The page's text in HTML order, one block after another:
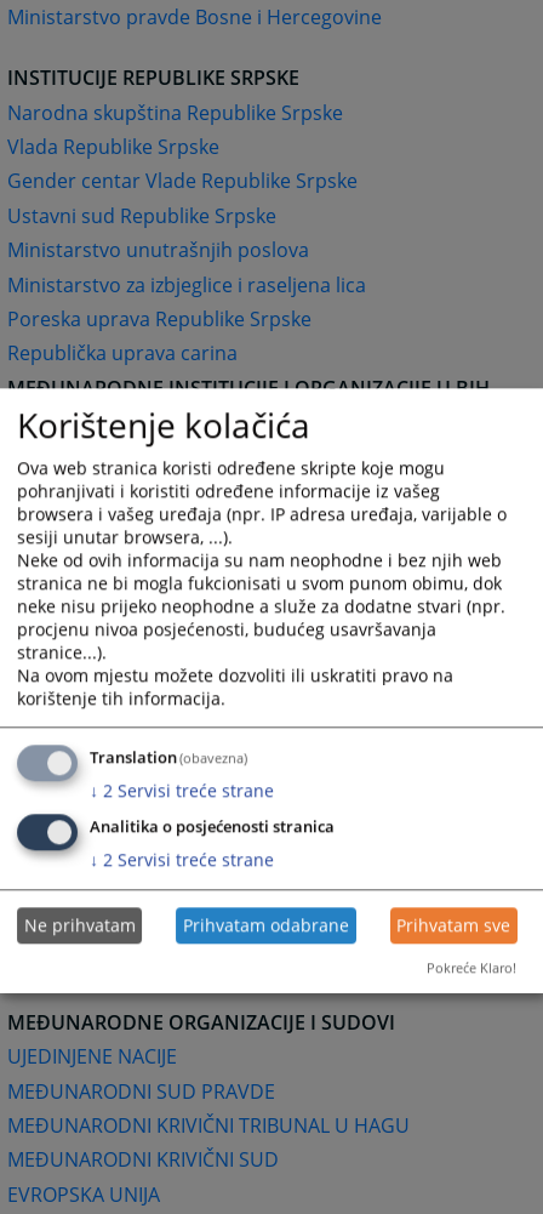
Ministarstvo pravde Bosne i Hercegovine
INSTITUCIJE REPUBLIKE SRPSKE
Narodna skupština Republike Srpske
Vlada Republike Srpske
Gender centar Vlade Republike Srpske
Ustavni sud Republike Srpske
Ministarstvo unutrašnjih poslova
Ministarstvo za izbjeglice i raseljena lica
Poreska uprava Republike Srpske
Republička uprava carina
MEĐUNARODNE INSTITUCIJE I ORGANIZACIJE U BIH
Kancelarija Visokog predstavnika (OHR)
OSCE Misija u BiH
Delegacija Evropske komisije u BiH
Komisija za imovinske zahtjeve raseljenih lica i
izbjeglica (CRPC)
UNHCR BiH
Dom za ljudska prava za BiH
ADVOKATSKE KOMORE
Advokatska komora Federacije Bosna i Hercegovine
Advokatska komora Republike Srpske
SUDSKA PRAKSA NA INTERNETU (Centar za sudsku
dokumentaciju)
BAZE PRAVNIH PROPISA
MEĐUNARODNE ORGANIZACIJE I SUDOVI
UJEDINJENE NACIJE
MEĐUNARODNI SUD PRAVDE
MEĐUNARODNI KRIVIČNI TRIBUNAL U HAGU
MEĐUNARODNI KRIVIČNI SUD
EVROPSKA UNIJA
Korištenje kolačića
Ova web stranica koristi određene skripte koje mogu
pohranjivati i koristiti određene informacije iz vašeg
browsera i vašeg uređaja (npr. IP adresa uređaja, varijable o
sesiji unutar browsera, ...).
Neke od ovih informacija su nam neophodne i bez njih web
stranica ne bi mogla fukcionisati u svom punom obimu, dok
neke nisu prijeko neophodne a služe za dodatne stvari (npr.
procjenu nivoa posjećenosti, budućeg usavršavanja
stranice...).
Na ovom mjestu možete dozvoliti ili uskratiti pravo na
korištenje tih informacija.
Translation(obavezna)
↓ 2 Servisi treće strane
Analitika o posjećenosti stranica
↓ 2 Servisi treće strane
Ne prihvatam Prihvatam odabrane Prihvatam sve
Pokreće Klaro!